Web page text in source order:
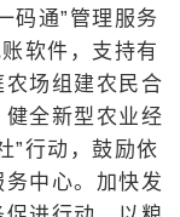
码通”管理服务
软件，支持有
场组建农民合
全新型农业经
”行动，鼓励依
中心。加快发